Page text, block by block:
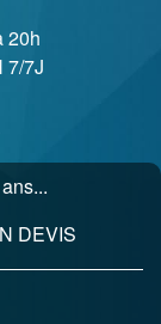
20h
7/7J
DEVIS